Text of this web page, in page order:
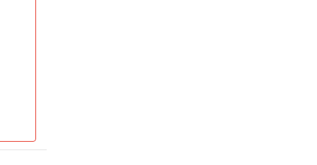
åren
har